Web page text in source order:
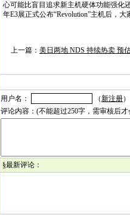
心可能比盲目追求新主机硬体功能强化
年E3展正式公布“Revolution”主机后，
上一篇： 美日两地 NDS 持续热卖 预
用户名：
（新注册
评论内容：(不能超过250字，需审核后
§最新评论：